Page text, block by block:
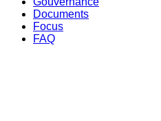
Documents
Focus
FAQ